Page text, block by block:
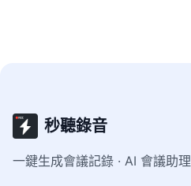
秒聽錄音
一鍵生成會議記錄 · AI 會議助理